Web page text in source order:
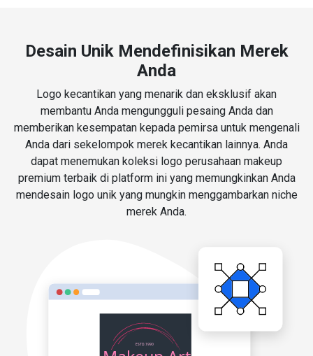
Desain Unik Mendefinisikan Merek
Anda
Logo kecantikan yang menarik dan eksklusif akan
membantu Anda mengungguli pesaing Anda dan
memberikan kesempatan kepada pemirsa untuk mengenali
Anda dari sekelompok merek kecantikan lainnya. Anda
dapat menemukan koleksi logo perusahaan makeup
premium terbaik di platform ini yang memungkinkan Anda
mendesain logo unik yang mungkin menggambarkan niche
merek Anda.